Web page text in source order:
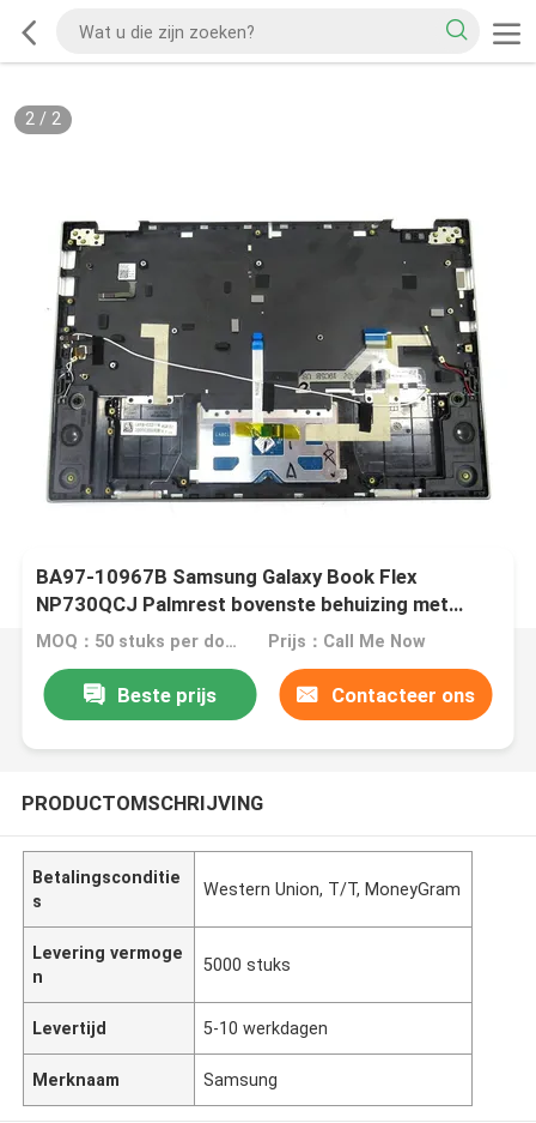
2/ 2
BA97-10967B Samsung Galaxy Book Flex
NP730QCJ Palmrest bovenste behuizing met
touchpad toetsenbord
MOQ：50 stuks per doos Prijs：Call Me Now
Beste prijs Contacteer ons
PRODUCTOMSCHRIJVING
Betalingsconditie
s
Western Union, T/T, MoneyGram
Levering vermoge
n
5000 stuks
Levertijd 5-10 werkdagen
Merknaam Samsung